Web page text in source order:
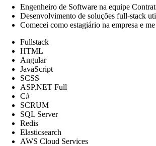
Engenheiro de Software na equipe
Desenvolvimento de soluções full-stack
Comecei como estagiário na empresa e
Fullstack
HTML
Angular
JavaScript
SCSS
ASP.NET Full
C#
SCRUM
SQL Server
Redis
Elasticsearch
AWS Cloud Services